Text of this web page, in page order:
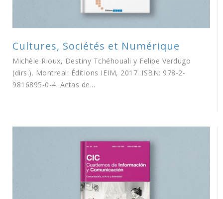
Cultures, Sociétés et Numérique
Michèle Rioux, Destiny Tchéhouali y Felipe Verdugo
(dirs.). Montreal: Éditions IEIM, 2017. ISBN: 978-2-
9816895-0-4. Actas de...